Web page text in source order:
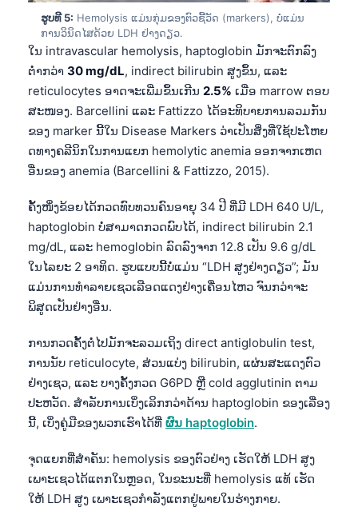
ຮູບທີ 5: Hemolysis ແມ່ນກຸ່ມຂອງຕົວຊີ້ວັດ (markers), ບໍ່ແມ່ນ
ການວິນິດໄສດ້ວຍ LDH ຢ່າງດຽວ.
ໃນ intravascular hemolysis, haptoglobin ມັກຈະຕົກລົງ
ຕ່ຳກວ່າ 30 mg/dL, indirect bilirubin ສູງຂຶ້ນ, ແລະ
reticulocytes ອາດຈະເພີ່ມຂຶ້ນເກີນ 2.5% ເມື່ອ marrow ຕອບ
ສະໜອງ. Barcellini ແລະ Fattizzo ໄດ້ອະທິບາຍການລວມກັນ
ຂອງ marker ນີ້ໃນ Disease Markers ວ່າເປັນສິ່ງທີ່ໃຊ້ປະໂຫຍ
ດທາງຄລີນິກໃນການແຍກ hemolytic anemia ອອກຈາກເຫດ
ອື່ນຂອງ anemia (Barcellini & Fattizzo, 2015).
ຄັ້ງໜຶ່ງຂ້ອຍໄດ້ກວດທົບທວນຄົນອາຍຸ 34 ປີ ທີ່ມີ LDH 640 U/L,
haptoglobin ບໍ່ສາມາດກວດພົບໄດ້, indirect bilirubin 2.1
mg/dL, ແລະ hemoglobin ລົດລົງຈາກ 12.8 ເປັນ 9.6 g/dL
ໃນໄລຍະ 2 ອາທິດ. ຮູບແບບນີ້ບໍ່ແມ່ນ “LDH ສູງຢ່າງດຽວ”; ມັນ
ແມ່ນການທຳລາຍເຊວເລືອດແດງຢ່າງເຄື່ອນໄຫວ ຈົນກວ່າຈະ
ພິສູດເປັນຢ່າງອື່ນ.
ການກວດຄັ້ງຕໍ່ໄປມັກຈະລວມເຖິງ direct antiglobulin test,
ການນັບ reticulocyte, ສ່ວນແບ່ງ bilirubin, ແຜ່ນສະແດງຕົວ
ຢ່າງເຊວ, ແລະ ບາງຄັ້ງກວດ G6PD ຫຼື cold agglutinin ຕາມ
ປະຫວັດ. ສຳລັບການເບິ່ງເລິກກວ່າດ້ານ haptoglobin ຂອງເລື່ອງ
ນີ້, ເບິ່ງຄູ່ມືຂອງພວກເຮົາໄດ້ທີ່ ຜົນ haptoglobin.
ຈຸດແຍກທີ່ສຳຄັນ: hemolysis ຂອງຕົວຢ່າງ ເຮັດໃຫ້ LDH ສູງ
ເພາະເຊວໄດ້ແຕກໃນຫຼອດ, ໃນຂະນະທີ່ hemolysis ແທ້ ເຮັດ
ໃຫ້ LDH ສູງ ເພາະເຊວກຳລັງແຕກຢູ່ພາຍໃນຮ່າງກາຍ.